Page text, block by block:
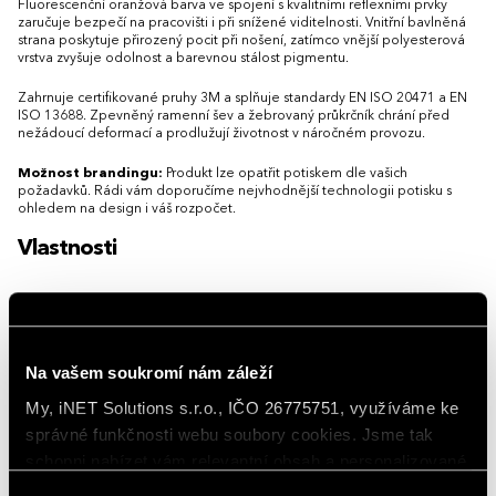
Na vašem soukromí nám záleží
My, iNET Solutions s.r.o., IČO 26775751, využíváme ke
správné funkčnosti webu soubory cookies. Jsme tak
Fluorescenční oranžová barva ve spojení s kvalitními reflexními prvky
zaručuje bezpečí na pracovišti i při snížené viditelnosti. Vnitřní bavlněná
strana poskytuje přirozený pocit při nošení, zatímco vnější polyesterová
vrstva zvyšuje odolnost a barevnou stálost pigmentu.
Zahrnuje certifikované pruhy 3M a splňuje standardy EN ISO 20471 a EN
ISO 13688. Zpevněný ramenní šev a žebrovaný průkrčník chrání před
nežádoucí deformací a prodlužují životnost v náročném provozu.
Možnost brandingu: Produkt lze opatřit potiskem dle vašich
požadavků. Rádi vám doporučíme nejvhodnější technologii potisku s
ohledem na design i váš rozpočet.
Vlastnosti
Rukávy Krátký rukáv
Střih/Styl Regular fit